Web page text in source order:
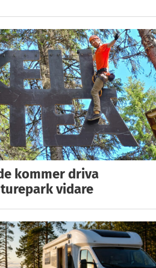
kommer driva
vidare